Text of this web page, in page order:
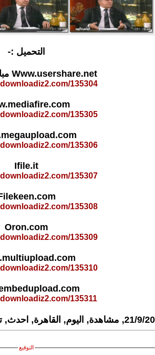
التحميل :-
Www.usershare.net مباشر و سريع
135304
135305
135306
Ifile.it
135307
135308
Oron.com
135309
135310
135311
التوقيع